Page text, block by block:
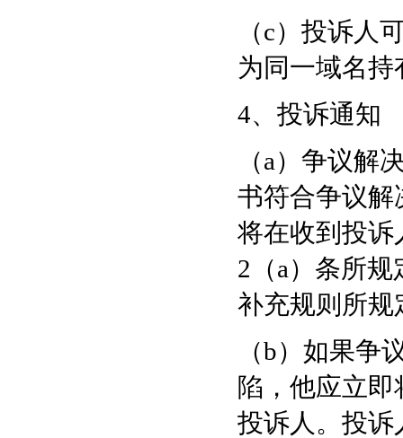
（c）投诉人
为同一域名
4、投诉通知
（a）争议解
书符合争议解
将在收到投诉
2（a）条所
补充规则所规
（b）如果争
陷，他应立
投诉人。投诉